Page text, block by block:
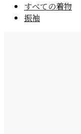
すべての着物
振袖